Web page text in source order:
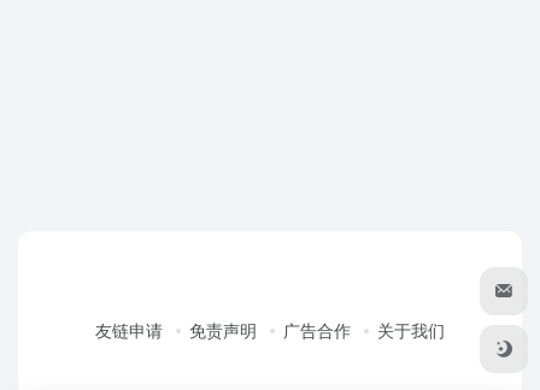
友链申请 免责声明 广告合作 关于我们